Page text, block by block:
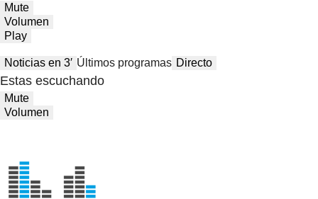
Mute
Volumen
Play
Noticias en 3′ Últimos programas Directo
Estas escuchando
Mute
Volumen